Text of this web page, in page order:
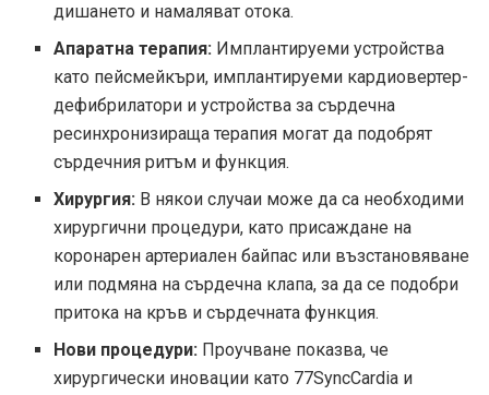
дишането и намаляват отока.
Апаратна терапия: Имплантируеми устройства
като пейсмейкъри, имплантируеми кардиовертер-
дефибрилатори и устройства за сърдечна
ресинхронизираща терапия могат да подобрят
сърдечния ритъм и функция.
Хирургия: В някои случаи може да са необходими
хирургични процедури, като присаждане на
коронарен артериален байпас или възстановяване
или подмяна на сърдечна клапа, за да се подобри
притока на кръв и сърдечната функция.
Нови процедури: Проучване показва, че
хирургически иновации като 77SyncCardia и